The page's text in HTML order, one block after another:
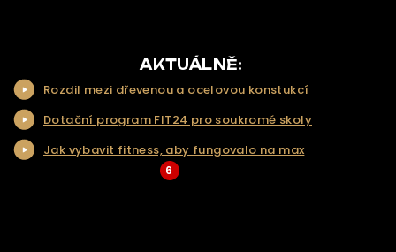
NAŠE NABÍDKA
NAŠE SLUŽBY
REALIZACE
KONTAKT
AKTUÁLNĚ:
Rozdil mezi dřevenou a ocelovou konstukcí
Dotační program FIT24 pro soukromé skoly
Jak vybavit fitness, aby fungovalo na max
6